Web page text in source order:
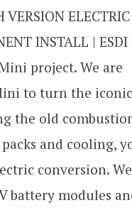
ELECTRIC
INSTALL | ESDI
project. We are
to turn the
the old
and cooling,
conversion.
battery modules